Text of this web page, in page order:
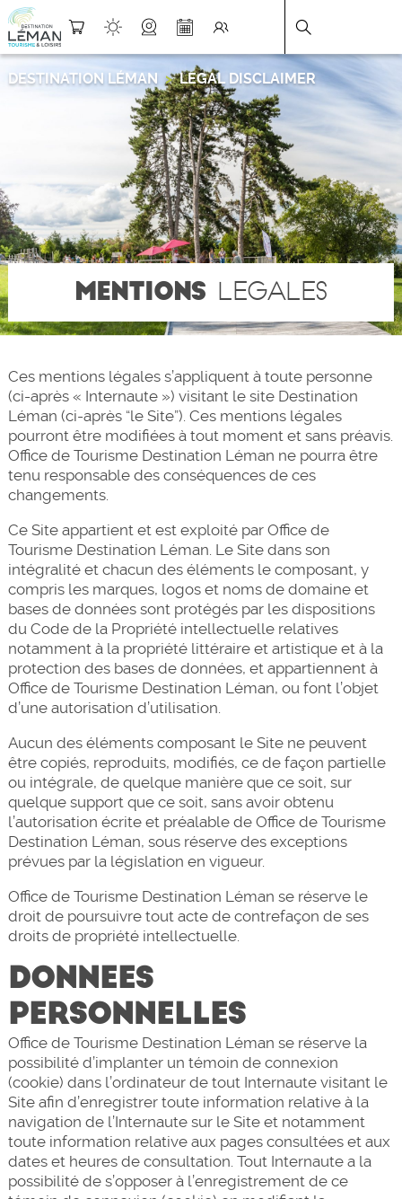
MENTIONSLEGALES
DESTINATION LÉMAN > LEGAL DISCLAIMER
Ces mentions légales s’appliquent à toute personne
(ci-après « Internaute ») visitant le site Destination
Léman (ci-après “le Site”). Ces mentions légales
pourront être modifiées à tout moment et sans préavis.
Office de Tourisme Destination Léman ne pourra être
tenu responsable des conséquences de ces
changements.
Ce Site appartient et est exploité par Office de
Tourisme Destination Léman. Le Site dans son
intégralité et chacun des éléments le composant, y
compris les marques, logos et noms de domaine et
bases de données sont protégés par les dispositions
du Code de la Propriété intellectuelle relatives
notamment à la propriété littéraire et artistique et à la
protection des bases de données, et appartiennent à
Office de Tourisme Destination Léman, ou font l’objet
d’une autorisation d’utilisation.
Aucun des éléments composant le Site ne peuvent
être copiés, reproduits, modifiés, ce de façon partielle
ou intégrale, de quelque manière que ce soit, sur
quelque support que ce soit, sans avoir obtenu
l’autorisation écrite et préalable de Office de Tourisme
Destination Léman, sous réserve des exceptions
prévues par la législation en vigueur.
Office de Tourisme Destination Léman se réserve le
droit de poursuivre tout acte de contrefaçon de ses
droits de propriété intellectuelle.
DONNEES
PERSONNELLES
Office de Tourisme Destination Léman se réserve la
possibilité d’implanter un témoin de connexion
(cookie) dans l’ordinateur de tout Internaute visitant le
Site afin d’enregistrer toute information relative à la
navigation de l’Internaute sur le Site et notamment
toute information relative aux pages consultées et aux
dates et heures de consultation. Tout Internaute a la
possibilité de s’opposer à l’enregistrement de ce